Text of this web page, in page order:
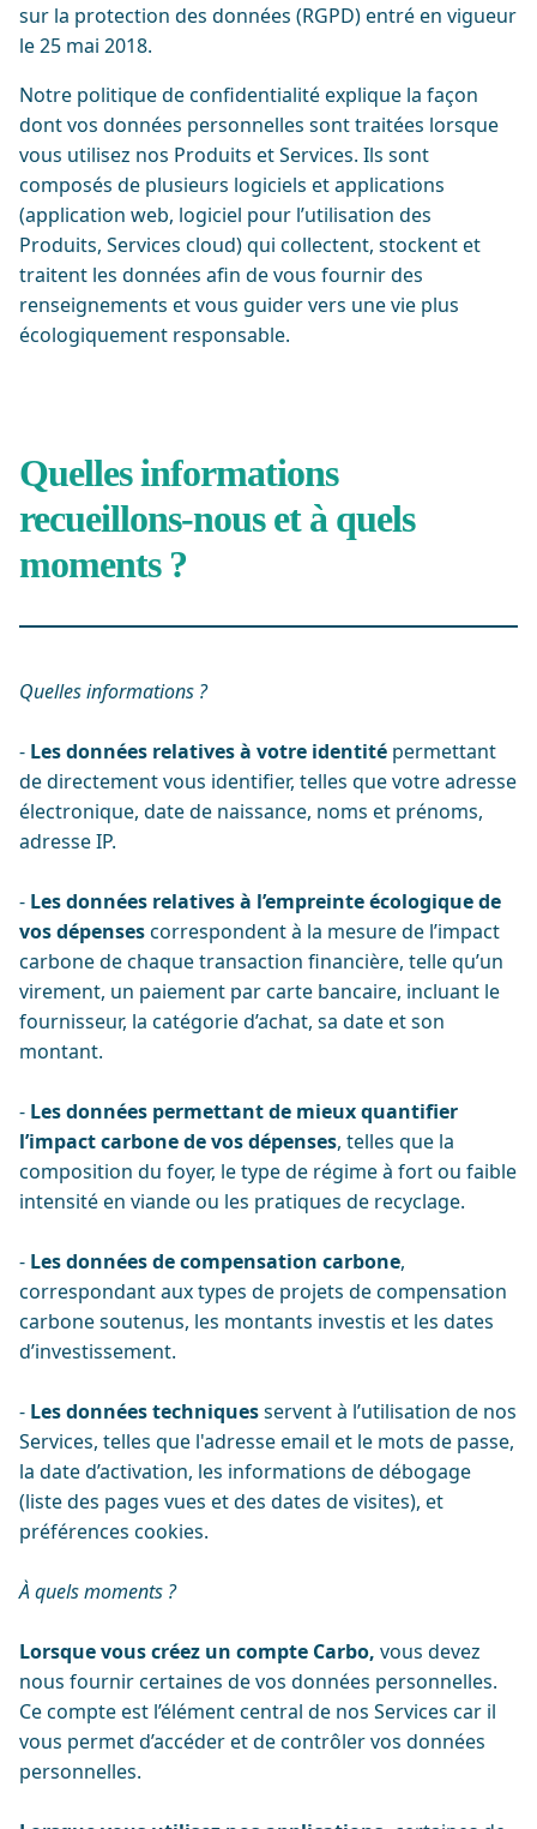
sur la protection des données (RGPD) entré en vigueur
le 25 mai 2018.
Notre politique de confidentialité explique la façon
dont vos données personnelles sont traitées lorsque
vous utilisez nos Produits et Services. Ils sont
composés de plusieurs logiciels et applications
(application web, logiciel pour l’utilisation des
Produits, Services cloud) qui collectent, stockent et
traitent les données afin de vous fournir des
renseignements et vous guider vers une vie plus
écologiquement responsable.
Quelles informations
recueillons-nous et à quels
moments ?
Quelles informations ?
- Les données relatives à votre identité permettant
de directement vous identifier, telles que votre adresse
électronique, date de naissance, noms et prénoms,
adresse IP.
- Les données relatives à l’empreinte écologique de
vos dépensescorrespondent à la mesure de l’impact
carbone de chaque transaction financière, telle qu’un
virement, un paiement par carte bancaire, incluant le
fournisseur, la catégorie d’achat, sa date et son
montant.
- Les données permettant de mieux quantifier
l’impact carbone de vos dépenses, telles que la
composition du foyer, le type de régime à fort ou faible
intensité en viande ou les pratiques de recyclage.
- Les données de compensation carbone,
correspondant aux types de projets de compensation
carbone soutenus, les montants investis et les dates
d’investissement.
- Les données techniquesservent à l’utilisation de nos
Services, telles que l'adresse email et le mots de passe,
la date d’activation, les informations de débogage
(liste des pages vues et des dates de visites), et
préférences cookies.
À quels moments ?
Lorsque vous créez un compte Carbo, vous devez
nous fournir certaines de vos données personnelles.
Ce compte est l’élément central de nos Services car il
vous permet d’accéder et de contrôler vos données
personnelles.